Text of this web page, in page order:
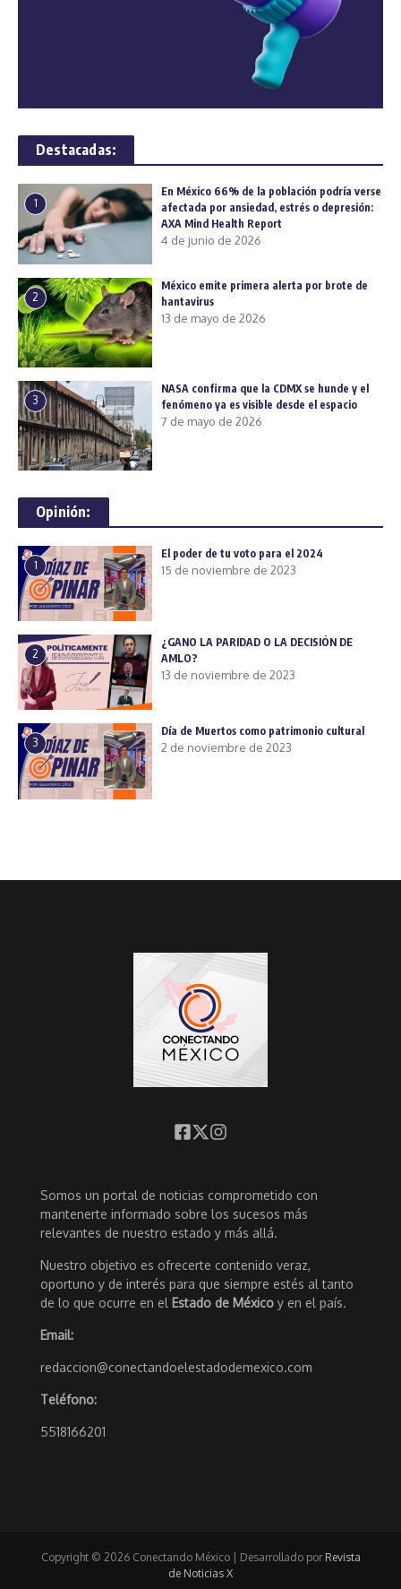
Destacadas:
1
En México 66% de la población podría verse
afectada por ansiedad, estrés o depresión:
AXA Mind Health Report
4 de junio de 2026
2
México emite primera alerta por brote de
hantavirus
13 de mayo de 2026
3
NASA confirma que la CDMX se hunde y el
fenómeno ya es visible desde el espacio
7 de mayo de 2026
Opinión:
1
El poder de tu voto para el 2024
15 de noviembre de 2023
2
¿GANO LA PARIDAD O LA DECISIÓN DE
AMLO?
13 de noviembre de 2023
3
Día de Muertos como patrimonio cultural
2 de noviembre de 2023
Somos un portal de noticias comprometido con
mantenerte informado sobre los sucesos más
relevantes de nuestro estado y más allá.
Nuestro objetivo es ofrecerte contenido veraz,
oportuno y de interés para que siempre estés al tanto
de lo que ocurre en el Estado de México y en el país.
Email:
redaccion@conectandoelestadodemexico.com
Teléfono:
5518166201
Copyright © 2026 Conectando México | Desarrollado por Revista
de Noticias X